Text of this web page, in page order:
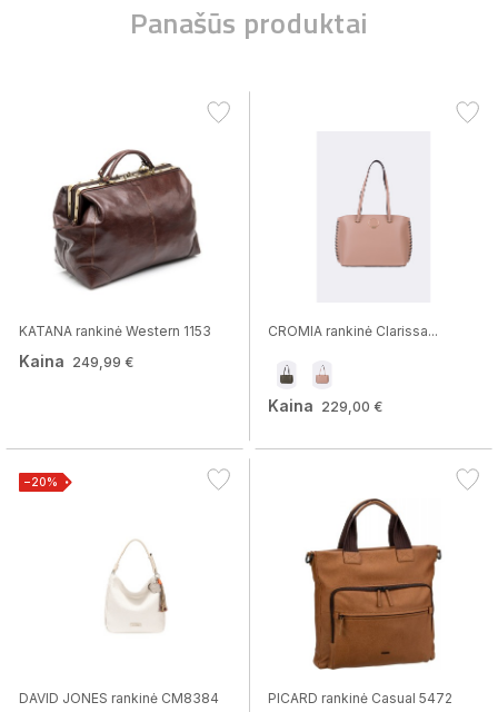
Panašūs produktai
KATANA rankinė Western 1153
Kaina 249,99 €
CROMIA rankinė Clarissa...
Kaina 229,00 €
−20%
DAVID JONES rankinė CM8384 PICARD rankinė Casual 5472